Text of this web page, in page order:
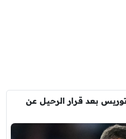
بعد قرار الرحيل عن